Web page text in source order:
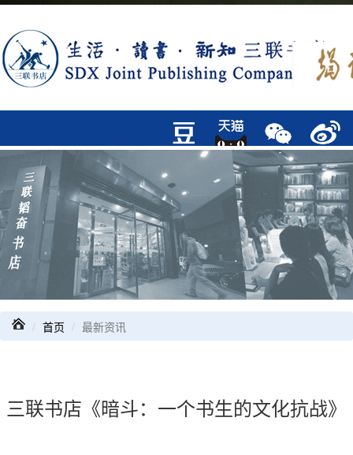
首页 最新资讯
三联书店《暗斗：一个书生的文化抗战》